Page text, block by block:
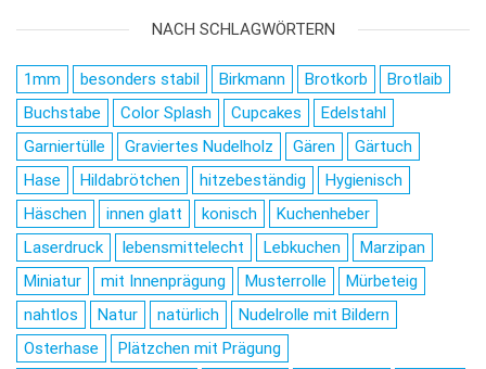
NACH SCHLAGWÖRTERN
1mm besonders stabil Birkmann Brotkorb
Brotlaib
Buchstabe
Color Splash Cupcakes
Edelstahl
Garniertülle
Graviertes Nudelholz Gären
Gärtuch
Hase
Hildabrötchen hitzebeständig
Hygienisch
Häschen
innen glatt konisch
Kuchenheber
Laserdruck
lebensmittelecht Lebkuchen
Marzipan
Miniatur
mit Innenprägung Musterrolle
Mürbeteig
nahtlos
Natur natürlich
Nudelrolle mit Bildern
Osterhase
Plätzchen mit Prägung